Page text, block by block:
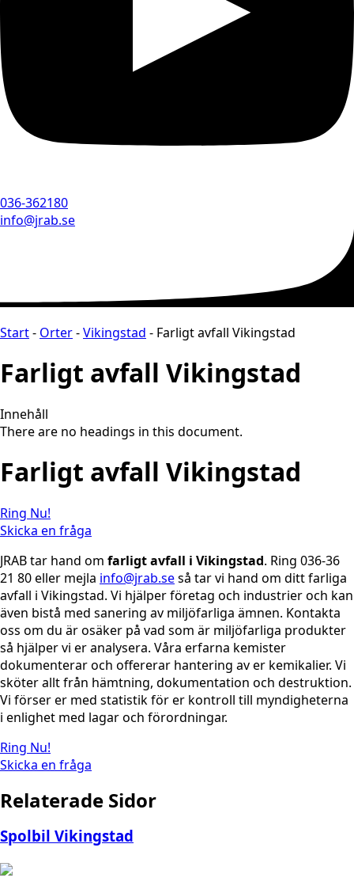
036-362180
info@jrab.se
Start- Orter-Vikingstad - Farligt avfall Vikingstad
Farligt avfall Vikingstad
Innehåll
There are no headings in this document.
Farligt avfall Vikingstad
Ring Nu!
Skicka en fråga
JRAB tar hand om farligt avfall i Vikingstad. Ring 036-36
21 80 eller mejla info@jrab.seså tar vi hand om ditt farliga
avfall i Vikingstad. Vi hjälper företag och industrier och kan
även bistå med sanering av miljöfarliga ämnen. Kontakta
oss om du är osäker på vad som är miljöfarliga produkter
så hjälper vi er analysera. Våra erfarna kemister
dokumenterar och offererar hantering av er kemikalier. Vi
sköter allt från hämtning, dokumentation och destruktion.
Vi förser er med statistik för er kontroll till myndigheterna
i enlighet med lagar och förordningar.
Ring Nu!
Skicka en fråga
Relaterade Sidor
Spolbil Vikingstad